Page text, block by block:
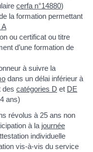
cerfa n°14880)
la formation permettant
A
ou certificat ou titre
d’une formation de
à suivre la
dans un délai inférieur à
des catégories D et DE
ans)
révolus à 25 ans non
à la journée
individuelle
vis-à-vis du service